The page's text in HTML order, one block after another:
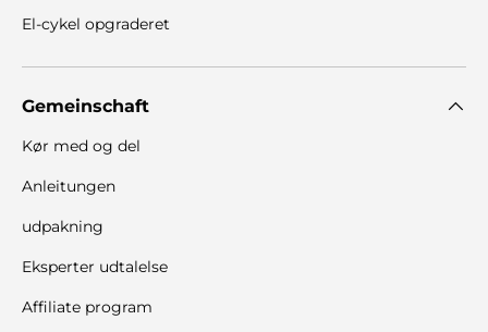
El-cykel opgraderet
Gemeinschaft
Kør med og del
Anleitungen
udpakning
Eksperter udtalelse
Affiliate program